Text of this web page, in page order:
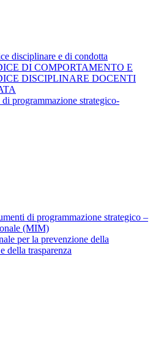
disciplinare e di condotta
DI COMPORTAMENTO E
DISCIPLINARE DOCENTI
programmazione strategico-
di programmazione strategico –
(MIM)
per la prevenzione della
della trasparenza